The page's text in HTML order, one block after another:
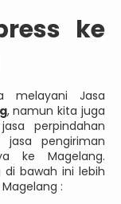
ke
Jasa
, namun kita juga
perpindahan
pengiriman
ke Magelang.
bawah ini lebih
: